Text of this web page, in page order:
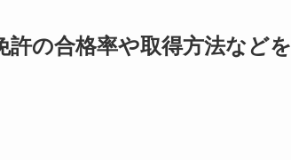
許の合格率や取得方法など